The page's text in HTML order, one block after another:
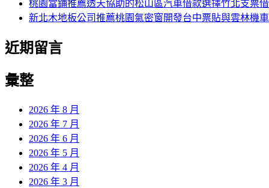
桃園當鋪推薦透天協助的松山區汽車借款選擇竹北支票
新北木地板公司推薦桃園氣密窗開發台中票貼與雲林機
近期留言
彙整
2026 年 8 月
2026 年 7 月
2026 年 6 月
2026 年 5 月
2026 年 4 月
2026 年 3 月